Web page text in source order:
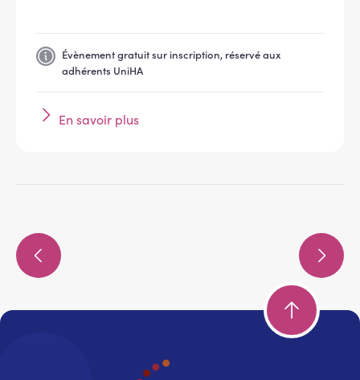
Évènement gratuit sur inscription, réservé aux
adhérents UniHA
En savoir plus
Pagination
Page
précédente
Page
suivante